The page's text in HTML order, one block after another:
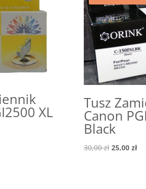
XL
Tusz
Canon
Black
30,00zł Pierwotna
25,00 zł